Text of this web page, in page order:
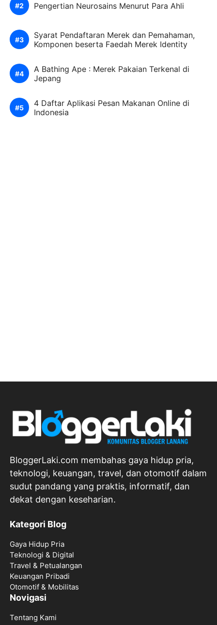
Pengertian Neurosains Menurut Para Ahli
Syarat Pendaftaran Merek dan Pemahaman,
Komponen beserta Faedah Merek Identity
A Bathing Ape : Merek Pakaian Terkenal di
Jepang
4 Daftar Aplikasi Pesan Makanan Online di
Indonesia
BloggerLaki.com membahas gaya hidup pria,
teknologi, keuangan, travel, dan otomotif dalam
sudut pandang yang praktis, informatif, dan
dekat dengan keseharian.
Kategori Blog
Gaya Hidup Pria
Teknologi & Digital
Travel & Petualangan
Keuangan Pribadi
Otomotif & Mobilitas
Novigasi
Tentang Kami